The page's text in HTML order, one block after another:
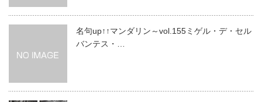
名句up↑↑マンダリン～vol.155ミゲル・デ・セル
バンテス・…